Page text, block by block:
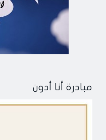
مبادرة أنا أدون